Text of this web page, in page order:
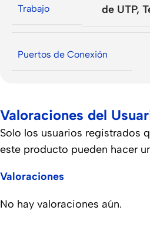
Trabajo
de UTP,
Puertos de Conexión
Valoraciones del
Valoraciones
No hay valoraciones aún.
Solo los usuarios registrados
este producto pueden hacer